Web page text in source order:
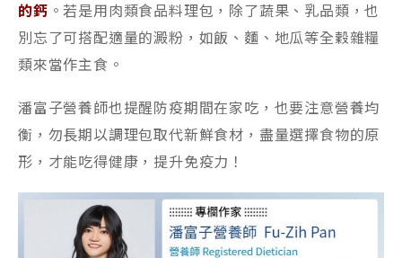
的鈣 。若是用肉類食品料理包，除了蔬果、乳品類，也
別忘了可搭配適量的澱粉，如飯、麵、地瓜等全穀雜糧
類來當作主食。
潘富子營養師也提醒防疫期間在家吃，也要注意營養均
衡，勿長期以調理包取代新鮮食材，盡量選擇食物的原
形，才能吃得健康，提升免疫力！